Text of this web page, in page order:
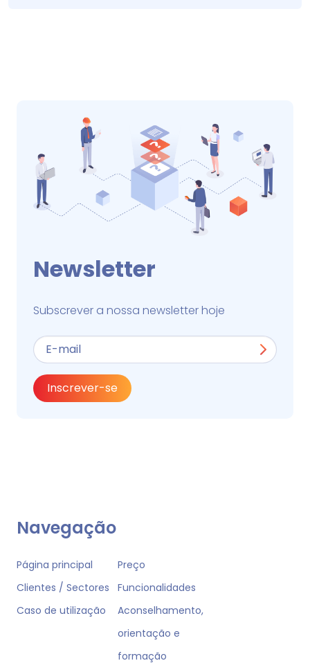
Newsletter
Subscrever a nossa newsletter hoje
Inscrever-se
Navegação
Página principal
Preço
Clientes / Sectores
Funcionalidades
Caso de utilização
Aconselhamento,
orientação e
formação